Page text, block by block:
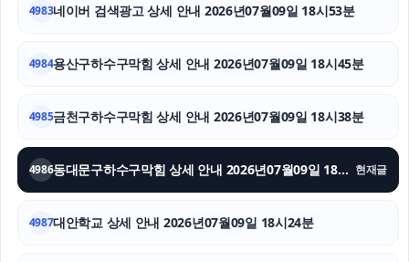
용인이혼변호사
이혼재산분할
4983네이버 검색광고 상세 안내 2026년07월09일 18시53분
4984용산구하수구막힘 상세 안내 2026년07월09일 18시45분
4985금천구하수구막힘 상세 안내 2026년07월09일 18시38분
4986 동대문구하수구막힘 상세 안내 2026년07월09일 18시31분 현재글
4987대안학교 상세 안내 2026년07월09일 18시24분